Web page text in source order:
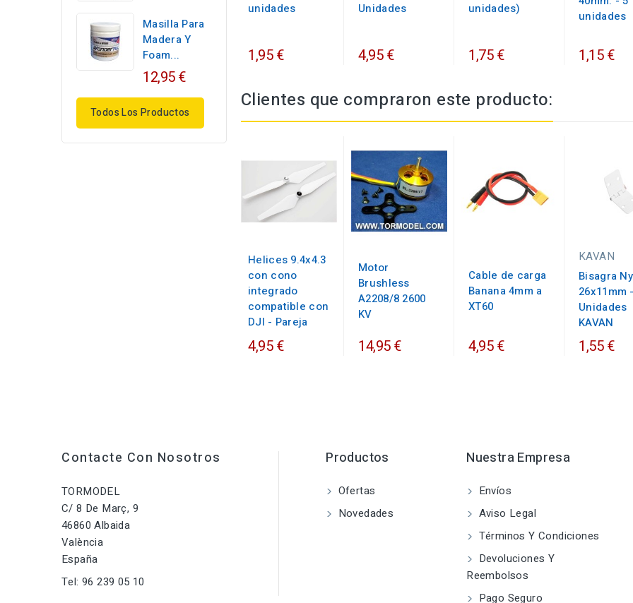
Masilla Para
Madera Y
Foam...
12,95 €
Todos Los Productos
unidades
1,95 €
Unidades
4,95 €
unidades)
1,75 €
unidades
1,15 €
Clientes que compraron este producto:
Helices 9.4x4.3
con cono
integrado
compatible con
DJI - Pareja
4,95 €
Motor
Brushless
A2208/8 2600
KV
14,95 €
Cable de carga
Banana 4mm a
XT60
4,95 €
KAVAN
Bisagra
26x11mm
Unidades
KAVAN
1,55 €
Contacte Con Nosotros
TORMODEL
C/ 8 De Març, 9
46860 Albaida
València
España
Tel: 96 239 05 10
Productos
Ofertas
Novedades
Nuestra Empresa
Envíos
Aviso Legal
Términos Y Condiciones
Devoluciones Y
Reembolsos
Pago Seguro